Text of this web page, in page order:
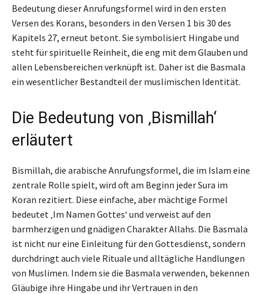
Bedeutung dieser Anrufungsformel wird in den ersten
Versen des Korans, besonders in den Versen 1 bis 30 des
Kapitels 27, erneut betont. Sie symbolisiert Hingabe und
steht für spirituelle Reinheit, die eng mit dem Glauben und
allen Lebensbereichen verknüpft ist. Daher ist die Basmala
ein wesentlicher Bestandteil der muslimischen Identität.
Die Bedeutung von ‚Bismillah‘
erläutert
Bismillah, die arabische Anrufungsformel, die im Islam eine
zentrale Rolle spielt, wird oft am Beginn jeder Sura im
Koran rezitiert. Diese einfache, aber mächtige Formel
bedeutet ‚Im Namen Gottes‘ und verweist auf den
barmherzigen und gnädigen Charakter Allahs. Die Basmala
ist nicht nur eine Einleitung für den Gottesdienst, sondern
durchdringt auch viele Rituale und alltägliche Handlungen
von Muslimen. Indem sie die Basmala verwenden, bekennen
Gläubige ihre Hingabe und ihr Vertrauen in den